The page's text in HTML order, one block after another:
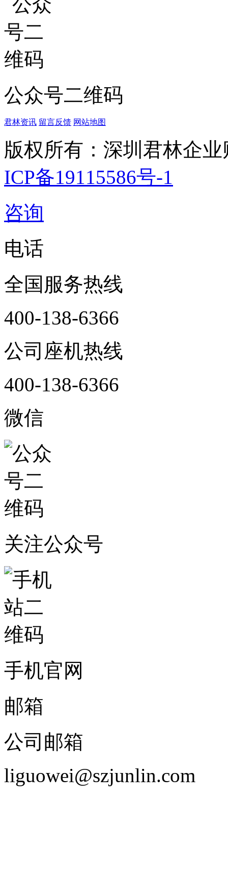
公众号二维码
君林资讯 留言反馈 网站地图
版权所有：深圳君林企
ICP备19115586号-1
咨询
电话
全国服务热线
400-138-6366
公司座机热线
400-138-6366
微信
关注公众号
手机官网
邮箱
公司邮箱
liguowei@szjunlin.com